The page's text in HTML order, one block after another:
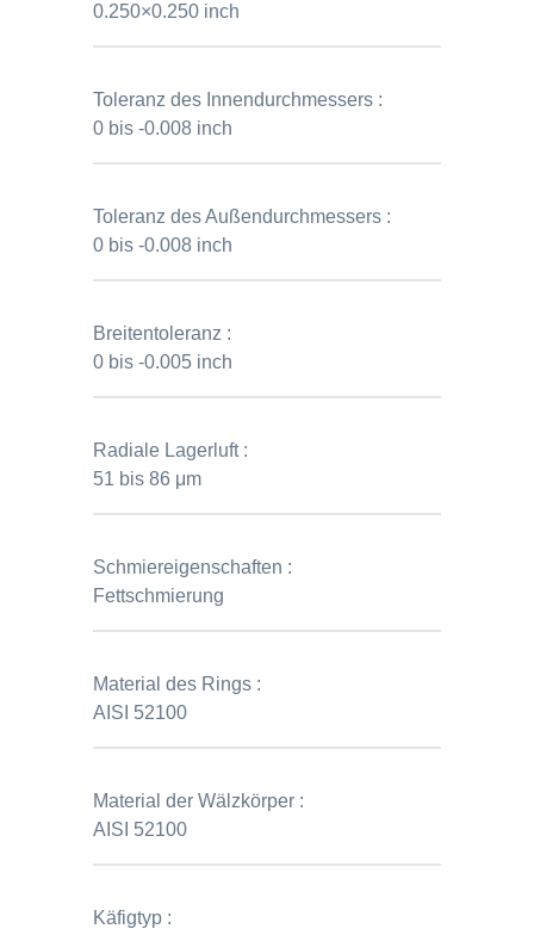
0.250×0.250 inch
Toleranz des Innendurchmessers :
0 bis -0.008 inch
Toleranz des Außendurchmessers :
0 bis -0.008 inch
Breitentoleranz :
0 bis -0.005 inch
Radiale Lagerluft :
51 bis 86 μm
Schmiereigenschaften :
Fettschmierung
Material des Rings :
AISI 52100
Material der Wälzkörper :
AISI 52100
Käfigtyp :